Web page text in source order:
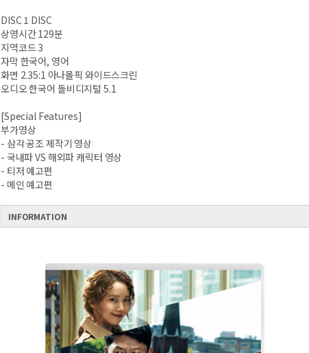
DISC 1 DISC
상영시간 129분
지역코드 3
자막 한국어, 영어
화면 2.35:1 아나몰픽 와이드스크린
오디오 한국어 돌비디지털 5.1
[Special Features]
부가영상
- 삼각 공조 제작기 영상
- 국내파 VS 해외파 캐릭터 영상
- 티저 예고편
- 메인 예고편
INFORMATION